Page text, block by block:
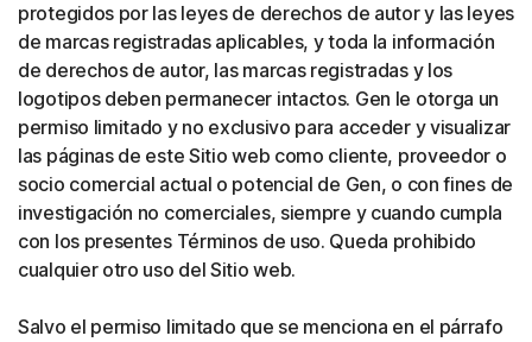
protegidos por las leyes de derechos de autor y las leyes
de marcas registradas aplicables, y toda la información
de derechos de autor, las marcas registradas y los
logotipos deben permanecer intactos. Gen le otorga un
permiso limitado y no exclusivo para acceder y visualizar
las páginas de este Sitio web como cliente, proveedor o
socio comercial actual o potencial de Gen, o con fines de
investigación no comerciales, siempre y cuando cumpla
con los presentes Términos de uso. Queda prohibido
cualquier otro uso del Sitio web.
Salvo el permiso limitado que se menciona en el párrafo